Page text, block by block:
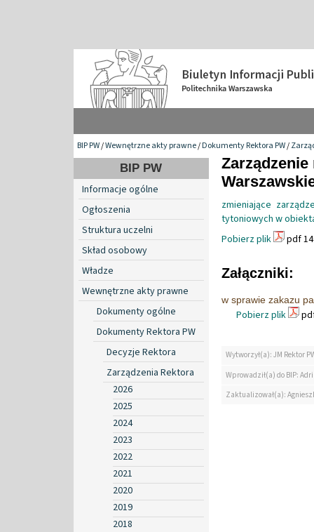
BIP PW/Wewnętrzne akty prawne/Dokumenty Rektora PW/
BIP PW
Informacje ogólne
Ogłoszenia
Struktura uczelni
Skład osobowy
Władze
Wewnętrzne akty prawne
Dokumenty ogólne
Dokumenty Rektora PW
Decyzje Rektora
Zarządzenia Rektora
2026
2025
2024
2023
2022
2021
2020
2019
2018
zmieniające
tytoniowych w
Pobierz plik
pdf
Załączniki:
w sprawie zakazu
Pobierz plik
Wytworzył(a): JM Rektor
Wprowadził(a) do BIP:
Zaktualizował(a):